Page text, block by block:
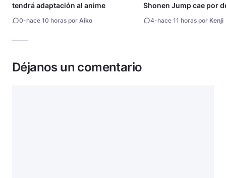
tendrá adaptación al anime
0-hace 10 horas por Aiko
Shonen Jump cae por
4-hace 11 horas por Kenji
Déjanos un comentario